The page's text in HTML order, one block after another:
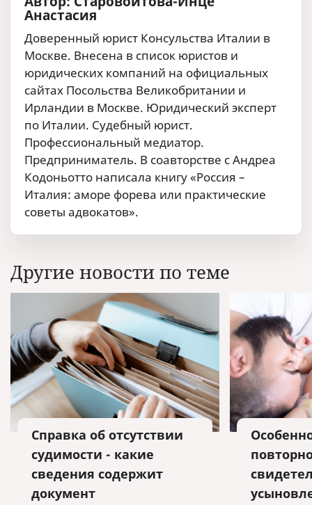
Анастасия
Доверенный юрист Консульства Италии в
Москве. Внесена в список юристов и
юридических компаний на официальных
сайтах Посольства Великобритании и
Ирландии в Москве. Юридический эксперт
по Италии. Судебный юрист.
Профессиональный медиатор.
Предприниматель. В соавторстве с Андреа
Кодоньотто написала книгу «Россия –
Италия: аморе форева или практические
советы адвокатов».
Другие новости по теме
Справка об отсутствии
судимости - какие
сведения содержит
документ